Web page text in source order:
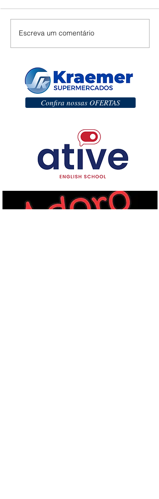
Escreva um comentário
Confira nossas OFERTAS